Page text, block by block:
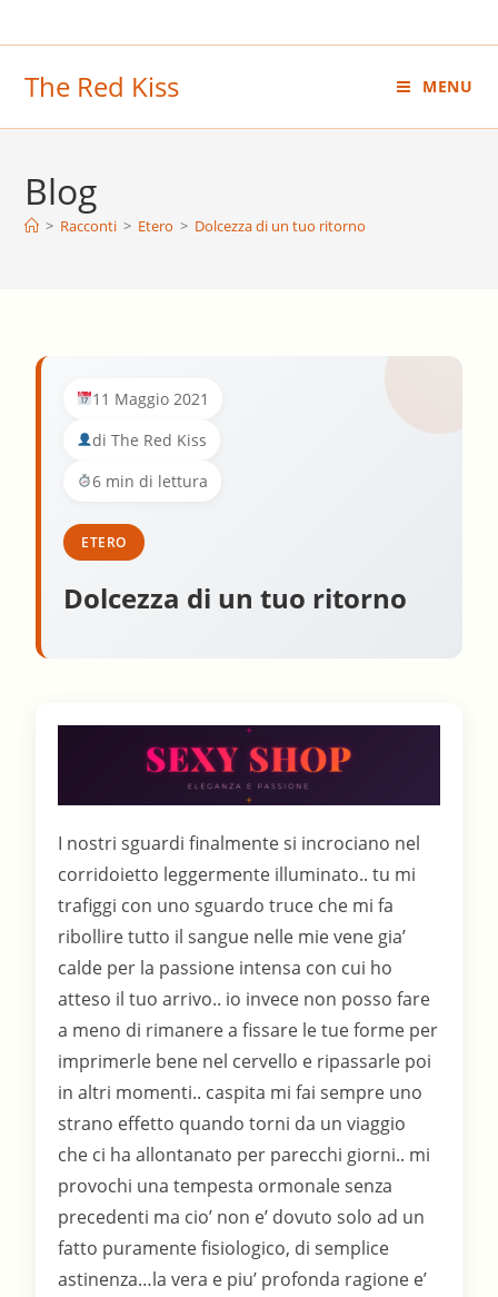
al
The Red Kiss MENU
Blog
> Racconti > Etero > Dolcezza di un tuo ritorno
11 Maggio 2021
di The Red Kiss
6 min di lettura
ETERO
Dolcezza di un tuo ritorno
I nostri sguardi finalmente si incrociano nel
corridoietto leggermente illuminato.. tu mi
trafiggi con uno sguardo truce che mi fa
ribollire tutto il sangue nelle mie vene gia’
calde per la passione intensa con cui ho
atteso il tuo arrivo.. io invece non posso fare
a meno di rimanere a fissare le tue forme per
imprimerle bene nel cervello e ripassarle poi
in altri momenti.. caspita mi fai sempre uno
strano effetto quando torni da un viaggio
che ci ha allontanato per parecchi giorni.. mi
provochi una tempesta ormonale senza
precedenti ma cio’ non e’ dovuto solo ad un
fatto puramente fisiologico, di semplice
astinenza…la vera e piu’ profonda ragione e’